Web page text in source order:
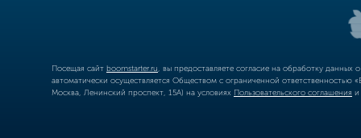
Посещая сайт boomstarter.ru , вы предоставляете согласие на обработку
автоматически осуществляется Обществом с ограниченной
Москва, Ленинский проспект, 15А) на условиях Пользовательского соглашения и